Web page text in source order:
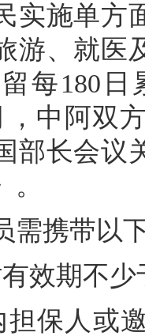
实施单方
游、就医
每180
，中阿双
部长会议
携带以
期不少
人或邀